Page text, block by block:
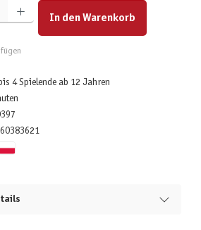
Wert ein oder benutze die Schaltflächen um die Anzahl zu
In den Warenkorb
4 Spielende ab 12 Jahren